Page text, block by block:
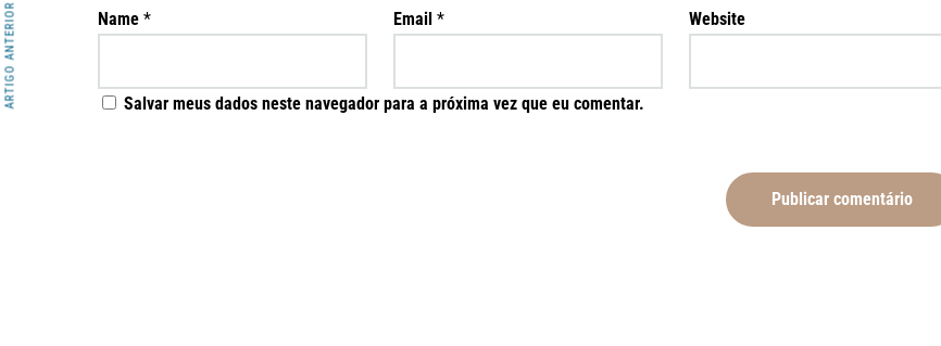
Name * Email * Website
Salvar meus dados neste navegador para a próxima vez que eu comentar.
ARTIGO ANTERIOR